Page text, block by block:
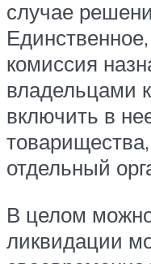
случае
комиссия
владельцами
включить в
отдельный
В целом
ликвидации